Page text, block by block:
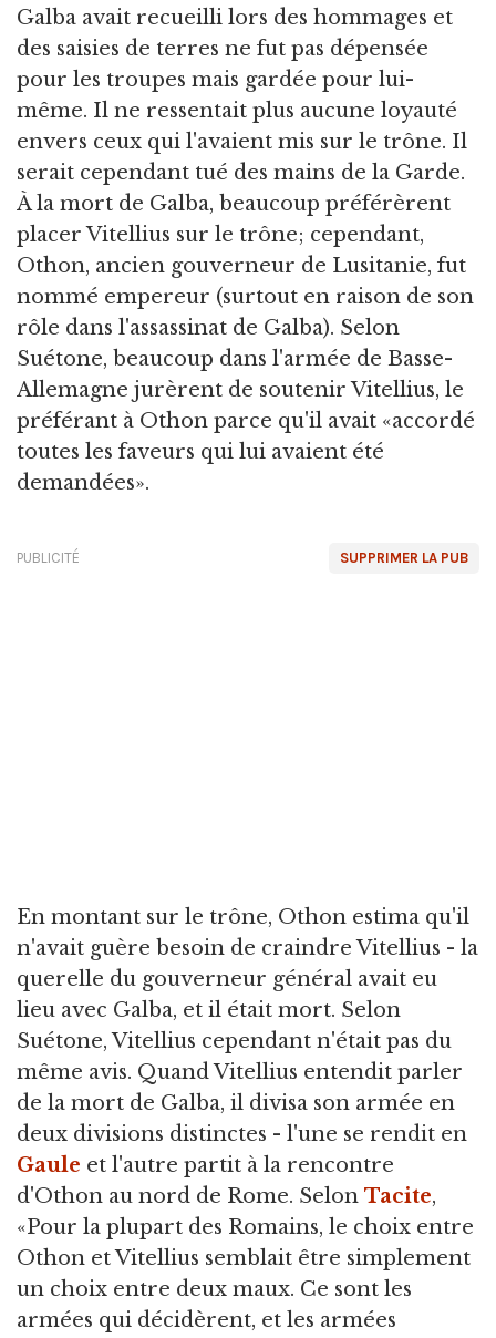
Galba avait recueilli lors des hommages et
des saisies de terres ne fut pas dépensée
pour les troupes mais gardée pour lui-
même. Il ne ressentait plus aucune loyauté
envers ceux qui l'avaient mis sur le trône. Il
serait cependant tué des mains de la Garde.
À la mort de Galba, beaucoup préférèrent
placer Vitellius sur le trône; cependant,
Othon, ancien gouverneur de Lusitanie, fut
nommé empereur (surtout en raison de son
rôle dans l'assassinat de Galba). Selon
Suétone, beaucoup dans l'armée de Basse-
Allemagne jurèrent de soutenir Vitellius, le
préférant à Othon parce qu'il avait «accordé
toutes les faveurs qui lui avaient été
demandées».
SUPPRIMER LA PUB
PUBLICITÉ
En montant sur le trône, Othon estima qu'il
n'avait guère besoin de craindre Vitellius - la
querelle du gouverneur général avait eu
lieu avec Galba, et il était mort. Selon
Suétone, Vitellius cependant n'était pas du
même avis. Quand Vitellius entendit parler
de la mort de Galba, il divisa son armée en
deux divisions distinctes - l'une se rendit en
Gaule et l'autre partit à la rencontre
d'Othon au nord de Rome. Selon Tacite,
«Pour la plupart des Romains, le choix entre
Othon et Vitellius semblait être simplement
un choix entre deux maux. Ce sont les
armées qui décidèrent, et les armées